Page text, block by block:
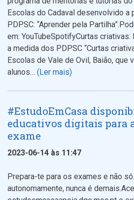
Escolas do Cadaval desenvolvido a
PDPSC: “Aprender pela
em: YouTubeSpotifyCurtas
a medida dos PDPSC “Curtas
Escolas de Vale de Ovil, Baião, que
alunos… (Ler mais)
#EstudoEmCasa
educativos digitais para
exame
2023-06-14 às 11:47
Prepara-te para os exames e não
autonomamente, nunca é